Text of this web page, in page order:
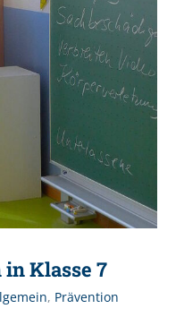
Klasse 7
, Prävention